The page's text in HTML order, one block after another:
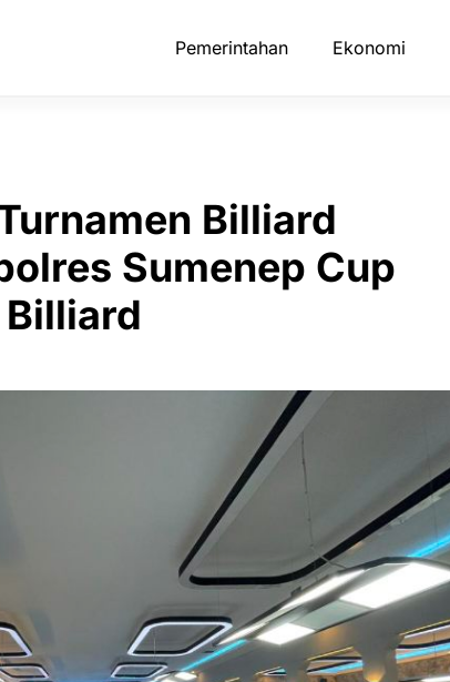
Pemerintahan Ekonomi
Billiard
Sumenep Cup